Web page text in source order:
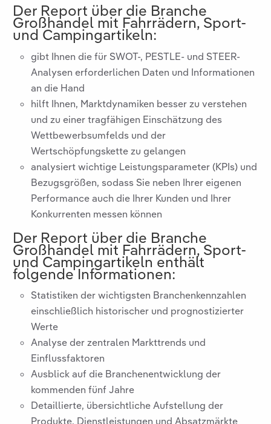
Der Report über die Branche
Großhandel mit Fahrrädern, Sport-
und Campingartikeln:
gibt Ihnen die für SWOT-, PESTLE- und STEER-
Analysen erforderlichen Daten und Informationen
an die Hand
hilft Ihnen, Marktdynamiken besser zu verstehen
und zu einer tragfähigen Einschätzung des
Wettbewerbsumfelds und der
Wertschöpfungskette zu gelangen
analysiert wichtige Leistungsparameter (KPIs) und
Bezugsgrößen, sodass Sie neben Ihrer eigenen
Performance auch die Ihrer Kunden und Ihrer
Konkurrenten messen können
Der Report über die Branche
Großhandel mit Fahrrädern, Sport-
und Campingartikeln enthält
folgende Informationen:
Statistiken der wichtigsten Branchenkennzahlen
einschließlich historischer und prognostizierter
Werte
Analyse der zentralen Markttrends und
Einflussfaktoren
Ausblick auf die Branchenentwicklung der
kommenden fünf Jahre
Detaillierte, übersichtliche Aufstellung der
Produkte, Dienstleistungen und Absatzmärkte